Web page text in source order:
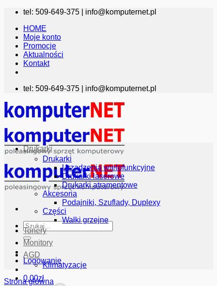
Przewiń
zawartości
tel: 509-649-375 | info@komputernet.pl
HOME
Moje konto
Promocje
Aktualności
Kontakt
tel: 509-649-375 | info@komputernet.pl
Szukaj:
Logowanie
0.00zł
Drukarki
Drukarki
Urządzenia wielofunkcyjne
Drukarki laserowe
Drukarki atramentowe
Akcesoria
Podajniki, Szuflady, Duplexy
Części
Wałki grzejne
Tonery
Monitory
AGD
Klimatyzacje
Strona główna